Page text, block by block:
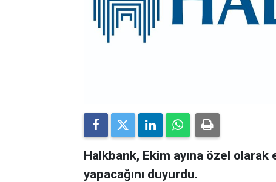
Halkbank, Ekim ayına özel
yapacağını duyurdu.